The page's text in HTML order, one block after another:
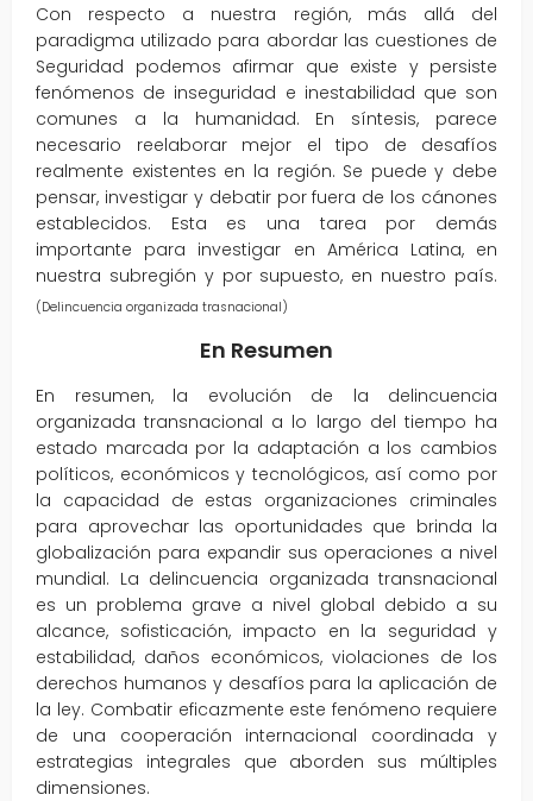
Con respecto a nuestra región, más allá del
paradigma utilizado para abordar las cuestiones de
Seguridad podemos afirmar que existe y persiste
fenómenos de inseguridad e inestabilidad que son
comunes a la humanidad. En síntesis, parece
necesario reelaborar mejor el tipo de desafíos
realmente existentes en la región. Se puede y debe
pensar, investigar y debatir por fuera de los cánones
establecidos. Esta es una tarea por demás
importante para investigar en América Latina, en
nuestra subregión y por supuesto, en nuestro país.
(Delincuencia organizada trasnacional)
En Resumen
En resumen, la evolución de la delincuencia
organizada transnacional a lo largo del tiempo ha
estado marcada por la adaptación a los cambios
políticos, económicos y tecnológicos, así como por
la capacidad de estas organizaciones criminales
para aprovechar las oportunidades que brinda la
globalización para expandir sus operaciones a nivel
mundial. La delincuencia organizada transnacional
es un problema grave a nivel global debido a su
alcance, sofisticación, impacto en la seguridad y
estabilidad, daños económicos, violaciones de los
derechos humanos y desafíos para la aplicación de
la ley. Combatir eficazmente este fenómeno requiere
de una cooperación internacional coordinada y
estrategias integrales que aborden sus múltiples
dimensiones.